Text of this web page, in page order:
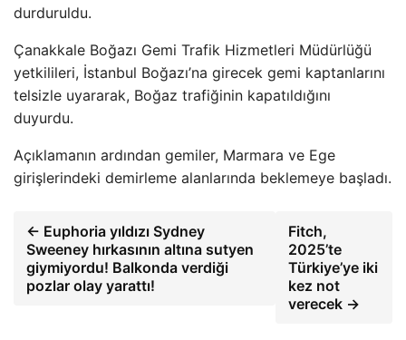
durduruldu.
Çanakkale Boğazı Gemi Trafik Hizmetleri Müdürlüğü
yetkilileri, İstanbul Boğazı’na girecek gemi kaptanlarını
telsizle uyararak, Boğaz trafiğinin kapatıldığını
duyurdu.
Açıklamanın ardından gemiler, Marmara ve Ege
girişlerindeki demirleme alanlarında beklemeye başladı.
← Euphoria yıldızı Sydney
Sweeney hırkasının altına sutyen
giymiyordu! Balkonda verdiği
pozlar olay yarattı!
Fitch,
2025’te
Türkiye’ye iki
kez not
verecek →